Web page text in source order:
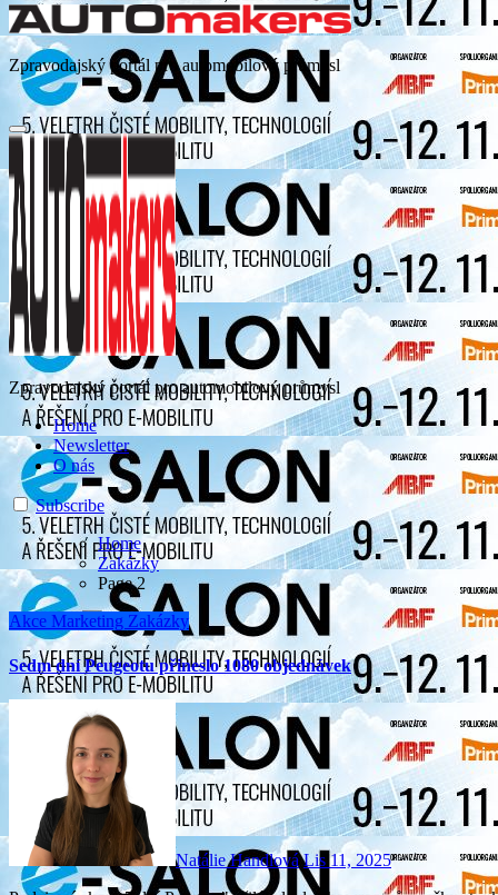
Zpravodajský portál pro automobilový průmysl
Zpravodajský portál pro automobilový průmysl
Home
Newsletter
O nás
Subscribe
Home
Zakázky
Page 2
Akce Marketing Zakázky
Sedm dní Peugeotu přineslo 1080 objednávek
Natálie Handlová Lis 11, 2025